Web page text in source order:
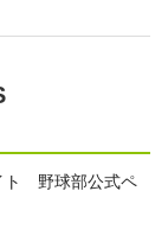
ト 野球部公式ペ